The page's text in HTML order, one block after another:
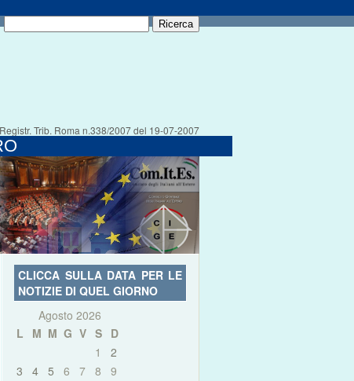
Registr. Trib. Roma n.338/2007 del 19-07-2007
CLICCA SULLA DATA PER LE
NOTIZIE DI QUEL GIORNO
Agosto 2026
L
M M G V S D
1
2
3
4 5 6 7 8
9